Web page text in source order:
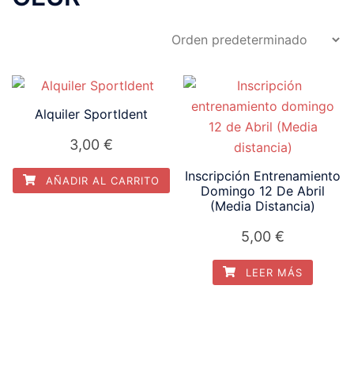
Alquiler SportIdent
3,00 €
AÑADIR AL CARRITO
Inscripción Entrenamiento
Domingo 12 De Abril
(Media Distancia)
5,00€
LEER MÁS